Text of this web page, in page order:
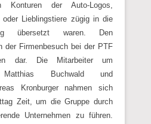
Konturen der Auto-Logos,
oder Lieblingstiere zügig in die
übersetzt waren. Den
der Firmenbesuch bei der PTF
dar. Die Mitarbeiter um
Matthias Buchwald und
Kronburger nahmen sich
Zeit, um die Gruppe durch
Unternehmen zu führen.